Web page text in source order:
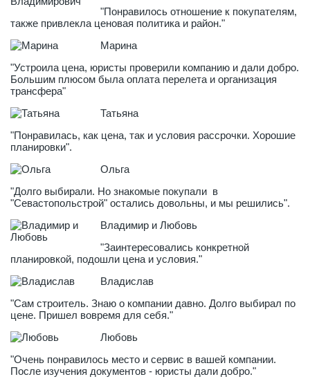
"Понравилось отношение к покупателям,
также привлекла ценовая политика и район."
Марина
"Устроила цена, юристы проверили компанию и дали добро.
Большим плюсом была оплата перелета и организация
трансфера"
Татьяна
"Понравилась, как цена, так и условия рассрочки. Хорошие
планировки".
Ольга
"Долго выбирали. Но знакомые покупали в
"Севастопольстрой" остались довольны, и мы решились".
Владимир и Любовь
"Заинтересовались конкретной
планировкой, подошли цена и условия."
Владислав
"Сам строитель. Знаю о компании давно. Долго выбирал по
цене. Пришел вовремя для себя."
Любовь
"Очень понравилось место и сервис в вашей компании.
После изучения документов - юристы дали добро."